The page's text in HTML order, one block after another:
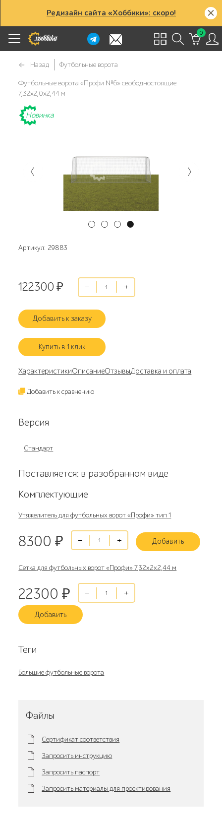
Редизайн сайта «Хоббики»: скоро!
0
Назад Футбольные ворота
Футбольные ворота «Профи №6» свободностоящие
7,32х2,0х2,44 м
Новинка
Артикул: 29883
122300 ₽
Добавить к заказу
Купить в 1 клик
ХарактеристикиОписаниеОтзывыДоставка и оплата
Добавить к сравнению
Версия
Стандарт
Поставляется: в разобранном виде
Комплектующие
Утяжелитель для футбольных ворот «Профи» тип 1
8300 ₽ Добавить
Сетка для футбольных ворот «Профи» 7,32х2х2,44 м
22300 ₽
Добавить
Теги
Большие футбольные ворота
Файлы
Сертификат соответствия
Запросить инструкцию
Запросить паспорт
Запросить материалы для проектирования